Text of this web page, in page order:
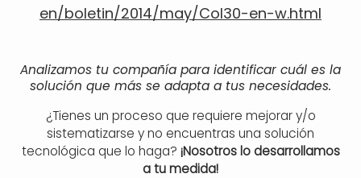
en/boletin/2014/may/Col30-en-w.html
Analizamos tu compañía para identificar cuál es la
solución que más se adapta a tus necesidades.
¿Tienes un proceso que requiere mejorar y/o
sistematizarse y no encuentras una solución
tecnológica que lo haga? ¡Nosotros lo desarrollamos
a tu medida!